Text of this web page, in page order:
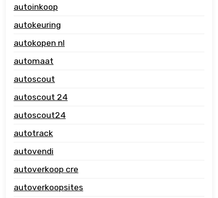
autoinkoop
autokeuring
autokopen nl
automaat
autoscout
autoscout 24
autoscout24
autotrack
autovendi
autoverkoop cre
autoverkoopsites